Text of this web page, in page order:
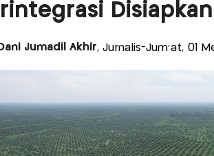
Dani Jumadil Akhir, Jurnalis-Jum'at, 01